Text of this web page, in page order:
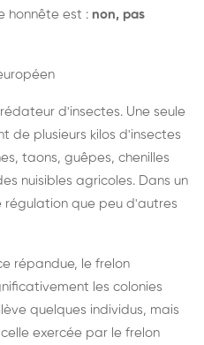
honnête est : non, pas
d'insectes. Une seule
de plusieurs kilos d'insectes
taons, guêpes, chenilles
nuisibles agricoles. Dans un
régulation que peu d'autres
répandue, le frelon
les colonies
quelques individus, mais
exercée par le frelon